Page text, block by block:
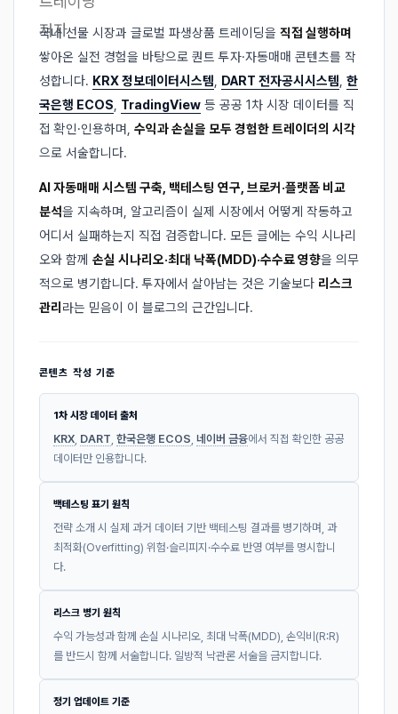
국내 선물 시장과 글로벌 파생상품 트레이딩을 직접 실행하며
쌓아온 실전 경험을 바탕으로 퀀트 투자·자동매매 콘텐츠를 작
성합니다. KRX 정보데이터시스템, DART 전자공시시스템, 한
국은행 ECOS, TradingView 등 공공 1차 시장 데이터를 직
접 확인·인용하며, 수익과 손실을 모두 경험한 트레이더의 시각
으로 서술합니다.
AI 자동매매 시스템 구축, 백테스팅 연구, 브로커·플랫폼 비교
분석을 지속하며, 알고리즘이 실제 시장에서 어떻게 작동하고
어디서 실패하는지 직접 검증합니다. 모든 글에는 수익 시나리
오와 함께 손실 시나리오·최대 낙폭(MDD)·수수료 영향을 의무
적으로 병기합니다. 투자에서 살아남는 것은 기술보다 리스크
관리 라는 믿음이 이 블로그의 근간입니다.
콘텐츠 작성 기준
1차 시장 데이터 출처
KRX DART 한국은행 ECOS 네이버 금융에서 직접 확인한 공공
데이터만 인용합니다.
백테스팅 표기 원칙
전략 소개 시 실제 과거 데이터 기반 백테스팅 결과를 병기하며, 과
최적화(Overfitting) 위험·슬리피지·수수료 반영 여부를 명시합니
다.
리스크 병기 원칙
수익 가능성과 함께 손실 시나리오, 최대 낙폭(MDD), 손익비(R:R)
를 반드시 함께 서술합니다. 일방적 낙관론 서술을 금지합니다.
정기 업데이트 기준